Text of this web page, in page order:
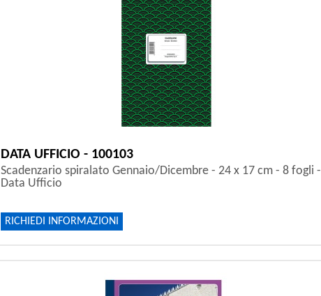
DATA UFFICIO - 100103
Scadenzario spiralato Gennaio/Dicembre - 24 x 17 cm - 8 fogli -
Data Ufficio
RICHIEDI INFORMAZIONI